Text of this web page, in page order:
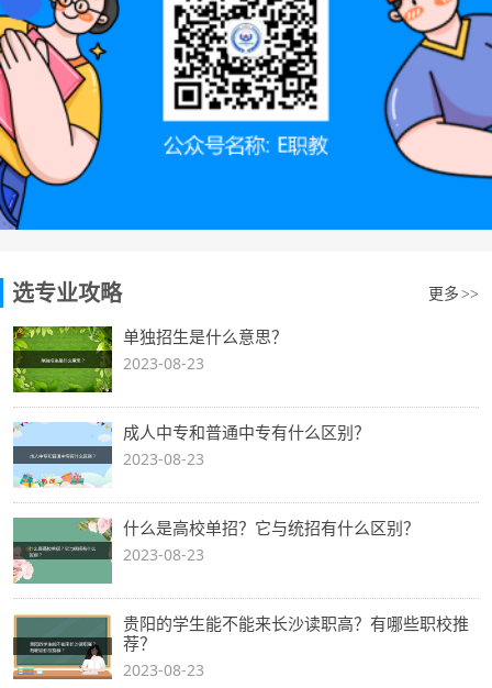
选专业攻略 更多 >>
单独招生是什么意思？
2023-08-23
成人中专和普通中专有什么区别？
2023-08-23
什么是高校单招？它与统招有什么区别？
2023-08-23
贵阳的学生能不能来长沙读职高？有哪些职校推
荐？
2023-08-23